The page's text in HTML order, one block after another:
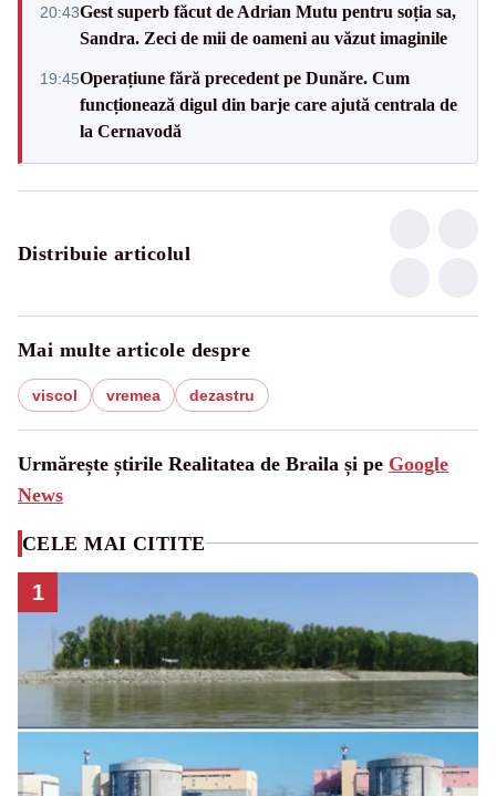
20:43Gest superb făcut de Adrian Mutu pentru soția sa,
Sandra. Zeci de mii de oameni au văzut imaginile
19:45Operațiune fără precedent pe Dunăre. Cum
funcționează digul din barje care ajută centrala de
la Cernavodă
Distribuie articolul
Mai multe articole despre
viscol vremea dezastru
Urmărește știrile Realitatea de Braila și pe Google
News
CELE MAI CITITE
1